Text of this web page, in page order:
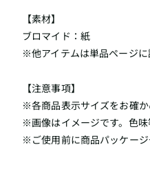
【素材】
ブロマイド：紙
※他アイテムは単品ページに
【注意事項】
※各商品表示サイズをお確か
※画像はイメージです。色味
※ご使用前に商品パッケージ